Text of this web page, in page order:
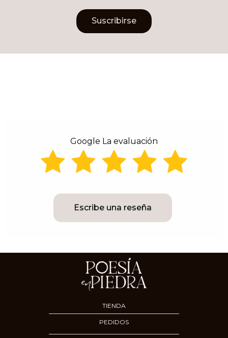
Suscribirse
Google La evaluación
Escribe una reseña
TIENDA
PEDIDOS